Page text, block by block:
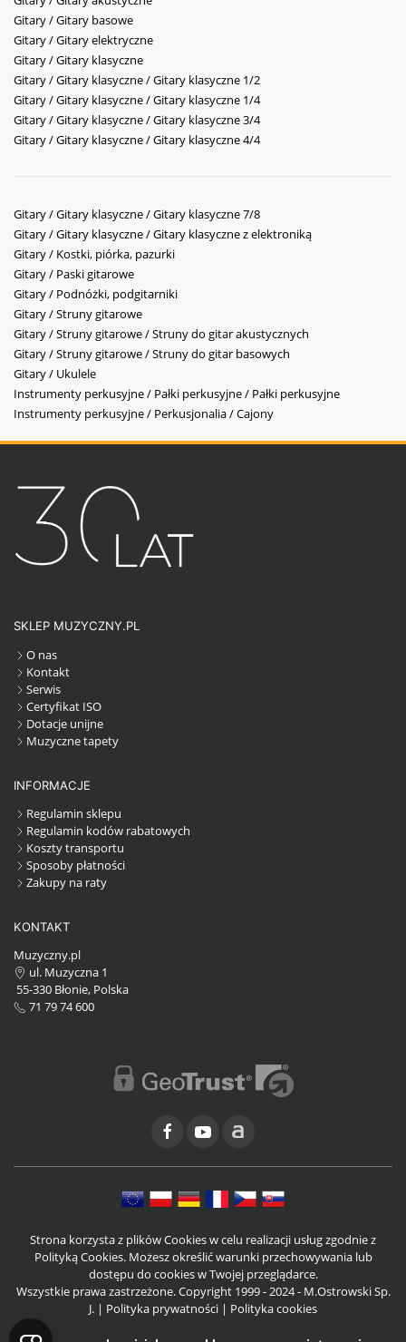
Gitary / Gitary basowe
Gitary / Gitary elektryczne
Gitary / Gitary klasyczne
Gitary / Gitary klasyczne / Gitary klasyczne 1/2
Gitary / Gitary klasyczne / Gitary klasyczne 1/4
Gitary / Gitary klasyczne / Gitary klasyczne 3/4
Gitary / Gitary klasyczne / Gitary klasyczne 4/4
Gitary / Gitary klasyczne / Gitary klasyczne 7/8
Gitary / Gitary klasyczne / Gitary klasyczne z elektroniką
Gitary / Kostki, piórka, pazurki
Gitary / Paski gitarowe
Gitary / Podnóżki, podgitarniki
Gitary / Struny gitarowe
Gitary / Struny gitarowe / Struny do gitar akustycznych
Gitary / Struny gitarowe / Struny do gitar basowych
Gitary / Ukulele
Instrumenty perkusyjne / Pałki perkusyjne / Pałki perkusyjne
Instrumenty perkusyjne / Perkusjonalia / Cajony
SKLEP MUZYCZNY.PL
O nas
Kontakt
Serwis
Certyfikat ISO
Dotacje unijne
Muzyczne tapety
INFORMACJE
Regulamin sklepu
Regulamin kodów rabatowych
Koszty transportu
Sposoby płatności
Zakupy na raty
KONTAKT
Muzyczny.pl
ul. Muzyczna 1
55-330 Błonie, Polska
71 79 74 600
Strona korzysta z plików Cookies w celu realizacji usług zgodnie z
Polityką Cookies. Możesz określić warunki przechowywania lub
dostępu do cookies w Twojej przeglądarce.
Wszystkie prawa zastrzeżone. Copyright 1999 - 2024 - M.Ostrowski Sp.
J. | Polityka prywatności | Polityka cookies